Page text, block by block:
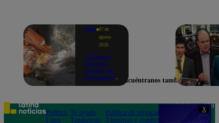
X
Perú 07 de
agosto
2026
Gobierno
anuncia
estado de
emergencia
recurrentes
en Junín
Encuéntranos también en
Política
Lima
Te ayudo
Tendencias
Política de privacidad
Términos y condiciones
Teléfono: 219
Av. San